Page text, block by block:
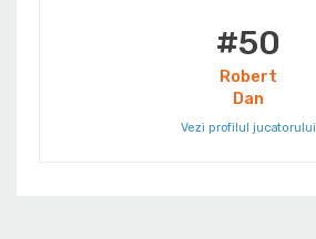
#50
Robert
Dan
Vezi profilul jucatorului